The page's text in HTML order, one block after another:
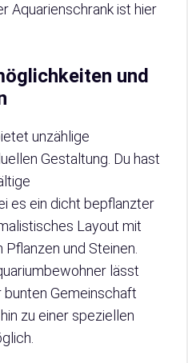
Aquarienschrank ist hier
und
unzählige
Gestaltung. Du hast
es ein dicht bepflanzter
Layout mit
und Steinen.
lässt
bunten Gemeinschaft
zu einer speziellen